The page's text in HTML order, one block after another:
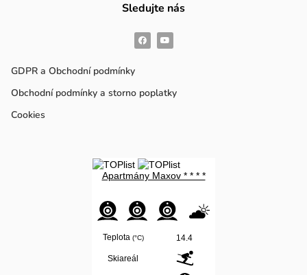
Sledujte nás
GDPR a Obchodní podmínky
Obchodní podmínky a storno poplatky
Cookies